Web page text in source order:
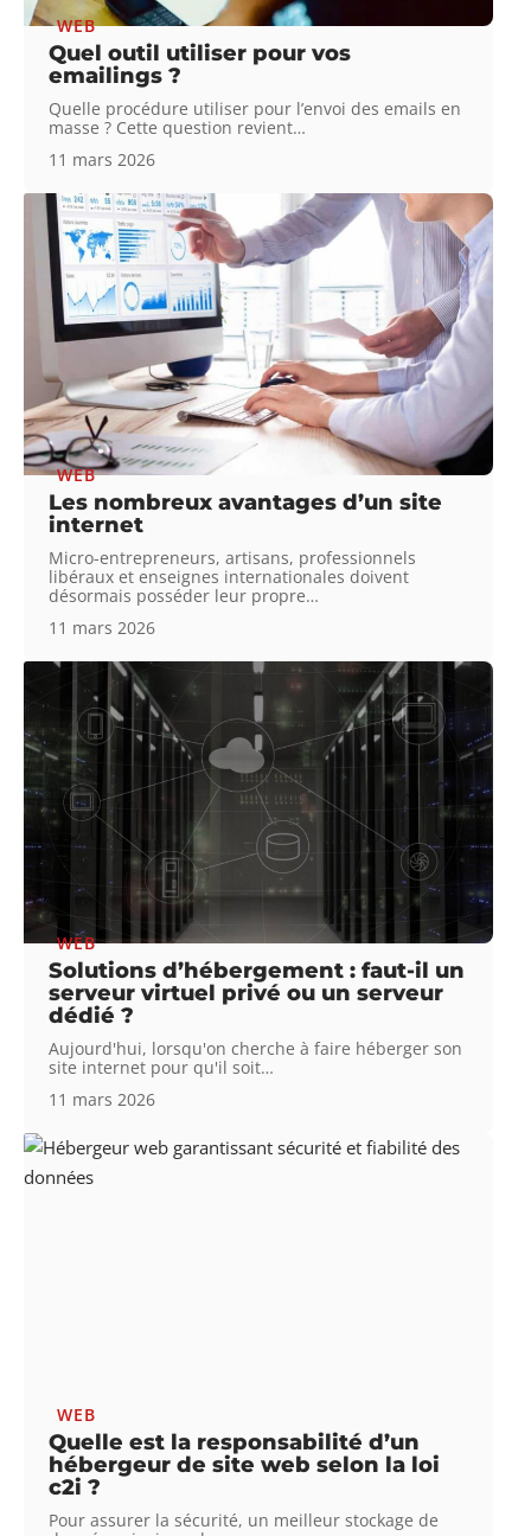
WEB
Quel outil utiliser pour vos
emailings ?
Quelle procédure utiliser pour l’envoi des emails en
masse ? Cette question revient…
11 mars 2026
WEB
Les nombreux avantages d’un site
internet
Micro-entrepreneurs, artisans, professionnels
libéraux et enseignes internationales doivent
désormais posséder leur propre…
11 mars 2026
WEB
Solutions d’hébergement : faut-il un
serveur virtuel privé ou un serveur
dédié ?
Aujourd'hui, lorsqu'on cherche à faire héberger son
site internet pour qu'il soit…
11 mars 2026
WEB
Quelle est la responsabilité d’un
hébergeur de site web selon la loi
c2i ?
Pour assurer la sécurité, un meilleur stockage de